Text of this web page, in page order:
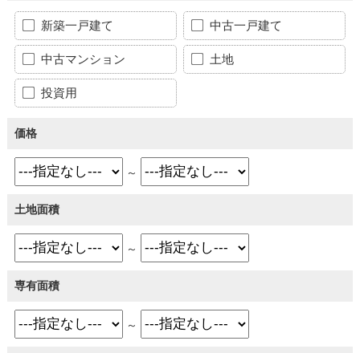
新築一戸建て 中古一戸建て
中古マンション 土地
投資用
価格
～
土地面積
～
専有面積
～